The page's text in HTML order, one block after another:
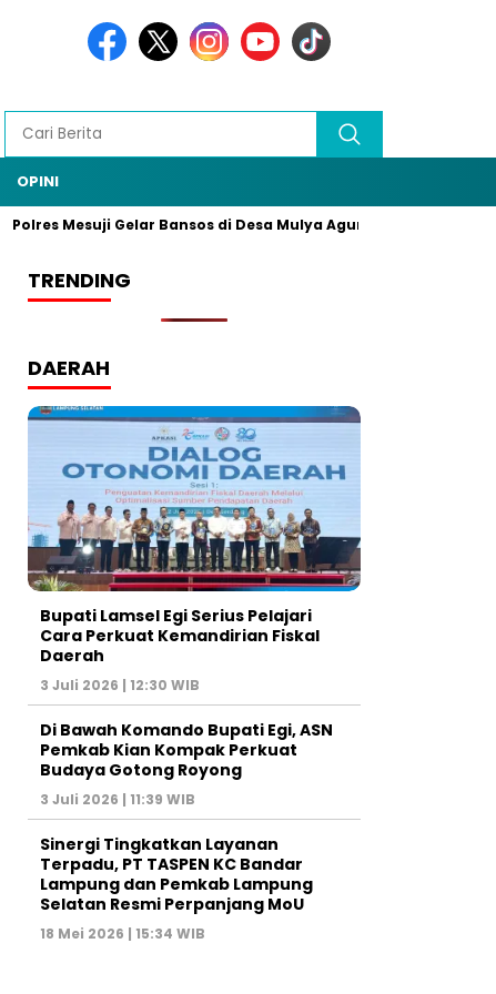
OPINI
Polres Mesuji Gelar Bansos di Desa Mulya Agung, Rangkaian
TRENDING
DAERAH
Bupati Lamsel Egi Serius Pelajari
Cara Perkuat Kemandirian Fiskal
Daerah
3 Juli 2026 | 12:30 WIB
Di Bawah Komando Bupati Egi, ASN
Pemkab Kian Kompak Perkuat
Budaya Gotong Royong
3 Juli 2026 | 11:39 WIB
Sinergi Tingkatkan Layanan
Terpadu, PT TASPEN KC Bandar
Lampung dan Pemkab Lampung
Selatan Resmi Perpanjang MoU
18 Mei 2026 | 15:34 WIB